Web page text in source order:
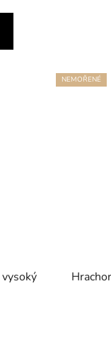
NEMOŘENÉ